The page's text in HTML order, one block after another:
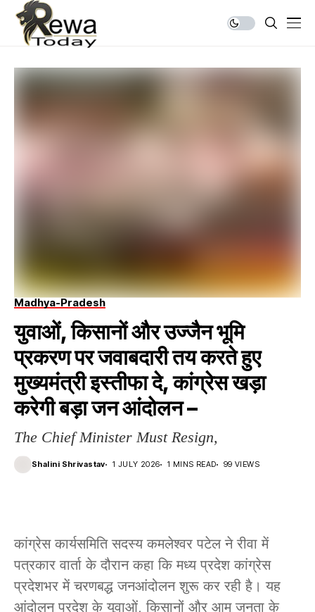
Madhya-Pradesh
युवाओं, किसानों और उज्जैन भूमि
प्रकरण पर जवाबदारी तय करते हुए
मुख्यमंत्री इस्तीफा दे, कांग्रेस खड़ा
करेगी बड़ा जन आंदोलन –
The Chief Minister Must Resign,
Shalini Shrivastav 1 JULY 2026 1 MINS READ 99 VIEWS
कांग्रेस कार्यसमिति सदस्य कमलेश्वर पटेल ने रीवा में
पत्रकार वार्ता के दौरान कहा कि मध्य प्रदेश कांग्रेस
प्रदेशभर में चरणबद्ध जनआंदोलन शुरू कर रही है। यह
आंदोलन प्रदेश के युवाओं, किसानों और आम जनता के